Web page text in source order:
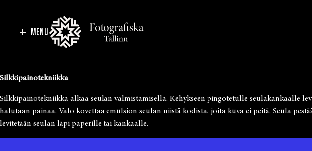
MENU
Silkkipainotekniikka
Silkkipainotekniikka alkaa seulan valmistamisella. Kehykseen pingotetulle seulakankaalle
halutaan painaa. Valo kovettaa emulsion seulan niistä kodista, joita kuva ei peitä. Seula
levitetään seulan läpi paperille tai kankaalle.